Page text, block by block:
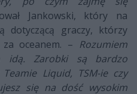
Jankowski, który na
dotyczącą graczy, którzy
oceanem. – Rozumiem
idą. Zarobki są bardzo
Liquid, TSM-ie czy
się na dość wysokim